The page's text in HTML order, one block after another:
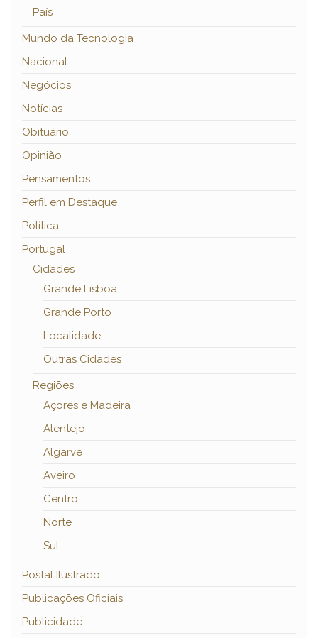
País
Mundo da Tecnologia
Nacional
Negócios
Notícias
Obituário
Opinião
Pensamentos
Perfil em Destaque
Política
Portugal
Cidades
Grande Lisboa
Grande Porto
Localidade
Outras Cidades
Regiões
Açores e Madeira
Alentejo
Algarve
Aveiro
Centro
Norte
Sul
Postal Ilustrado
Publicações Oficiais
Publicidade